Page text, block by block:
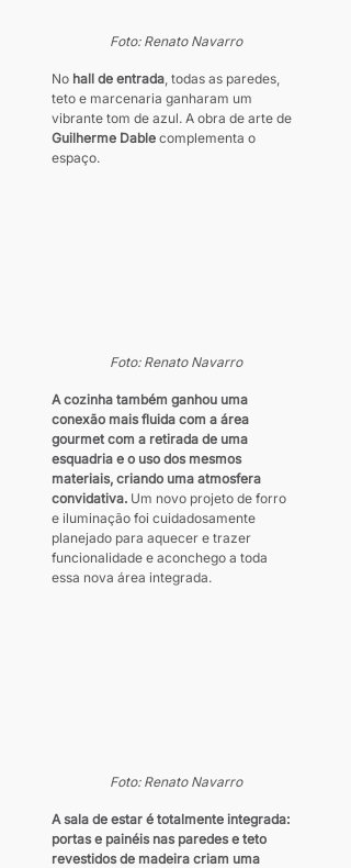
Foto: Renato Navarro
No hall de entrada, todas as paredes,
teto e marcenaria ganharam um
vibrante tom de azul. A obra de arte de
Guilherme Dable complementa o
espaço.
Foto: Renato Navarro
A cozinha também ganhou uma
conexão mais fluida com a área
gourmet com a retirada de uma
esquadria e o uso dos mesmos
materiais, criando uma atmosfera
convidativa. Um novo projeto de forro
e iluminação foi cuidadosamente
planejado para aquecer e trazer
funcionalidade e aconchego a toda
essa nova área integrada.
Foto: Renato Navarro
A sala de estar é totalmente integrada:
portas e painéis nas paredes e teto
revestidos de madeira criam uma